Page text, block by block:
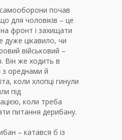
почав
для чоловіків – це
фронт і захищати
дуже цікавило, чи
військовий –
Він же ходить в
з ореднами й
коли хлопці гинули
під
коли треба
питання дерибану.
– катався б із